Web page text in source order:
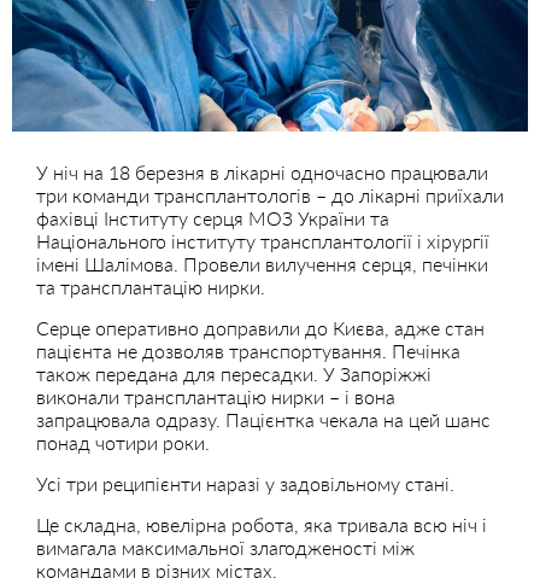
У ніч на 18 березня в лікарні одночасно працювали
три команди трансплантологів – до лікарні приїхали
фахівці Інституту серця МОЗ України та
Національного інституту трансплантології і хірургії
імені Шалімова. Провели вилучення серця, печінки
та трансплантацію нирки.
Серце оперативно доправили до Києва, адже стан
пацієнта не дозволяв транспортування. Печінка
також передана для пересадки. У Запоріжжі
виконали трансплантацію нирки – і вона
запрацювала одразу. Пацієнтка чекала на цей шанс
понад чотири роки.
Усі три реципієнти наразі у задовільному стані.
Це складна, ювелірна робота, яка тривала всю ніч і
вимагала максимальної злагодженості між
командами в різних містах.